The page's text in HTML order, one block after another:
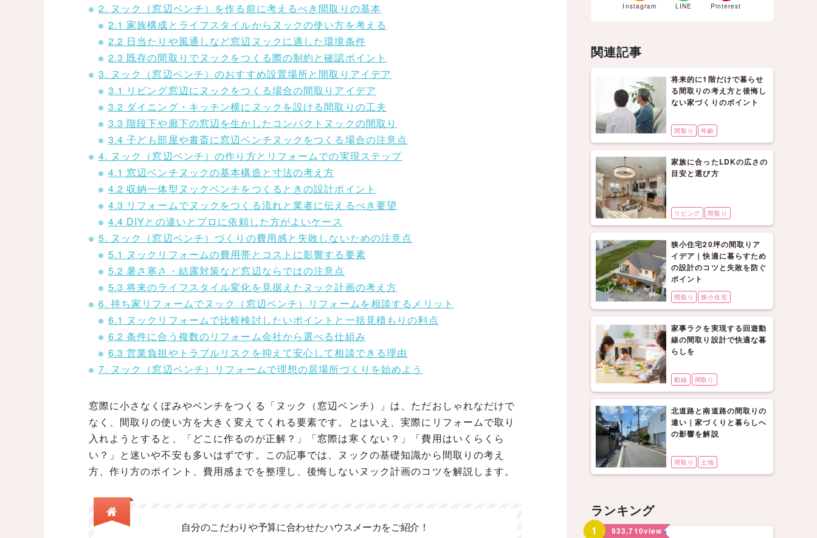
2. ヌック（窓辺ベンチ）を作る前に考えるべき間取りの基本
2.1 家族構成とライフスタイルからヌックの使い方を考える
2.2 日当たりや風通しなど窓辺ヌックに適した環境条件
2.3 既存の間取りでヌックをつくる際の制約と確認ポイント
3. ヌック（窓辺ベンチ）のおすすめ設置場所と間取りアイデア
3.1 リビング窓辺にヌックをつくる場合の間取りアイデア
3.2 ダイニング・キッチン横にヌックを設ける間取りの工夫
3.3 階段下や廊下の窓辺を生かしたコンパクトヌックの間取り
3.4 子ども部屋や書斎に窓辺ベンチヌックをつくる場合の注意点
4. ヌック（窓辺ベンチ）の作り方とリフォームでの実現ステップ
4.1 窓辺ベンチヌックの基本構造と寸法の考え方
4.2 収納一体型ヌックベンチをつくるときの設計ポイント
4.3 リフォームでヌックをつくる流れと業者に伝えるべき要望
4.4 DIYとの違いとプロに依頼した方がよいケース
5. ヌック（窓辺ベンチ）づくりの費用感と失敗しないための注意点
5.1 ヌックリフォームの費用帯とコストに影響する要素
5.2 暑さ寒さ・結露対策など窓辺ならではの注意点
5.3 将来のライフスタイル変化を見据えたヌック計画の考え方
6. 持ち家リフォームでヌック（窓辺ベンチ）リフォームを相談するメリット
6.1 ヌックリフォームで比較検討したいポイントと一括見積もりの利点
6.2 条件に合う複数のリフォーム会社から選べる仕組み
6.3 営業負担やトラブルリスクを抑えて安心して相談できる理由
7. ヌック（窓辺ベンチ）リフォームで理想の居場所づくりを始めよう
窓際に小さなくぼみやベンチをつくる「ヌック（窓辺ベンチ）」は、ただおしゃれなだけで
なく、間取りの使い方を大きく変えてくれる要素です。とはいえ、実際にリフォームで取り
入れようとすると、「どこに作るのが正解？」「窓際は寒くない？」「費用はいくらくら
い？」と迷いや不安も多いはずです。この記事では、ヌックの基礎知識から間取りの考え
方、作り方のポイント、費用感までを整理し、後悔しないヌック計画のコツを解説します。
自分のこだわりや予算に合わせたハウスメーカをご紹介！
Instagram LINE Pinterest
関連記事
将来的に1階だけで暮らせ
る間取りの考え方と後悔し
ない家づくりのポイント
間取り 年齢
家族に合ったLDKの広さの
目安と選び方
リビング 間取り
狭小住宅20坪の間取りア
イデア｜快適に暮らすため
の設計のコツと失敗を防ぐ
ポイント
間取り 狭小住宅
家事ラクを実現する回遊動
線の間取り設計で快適な暮
らしを
動線 間取り
北道路と南道路の間取りの
違い｜家づくりと暮らしへ
の影響を解説
間取り 土地
ランキング
1 933,710view